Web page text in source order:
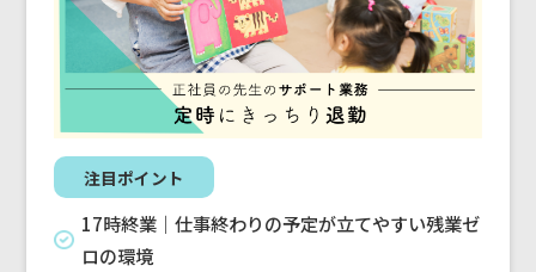
注目ポイント
17時終業｜仕事終わりの予定が立てやすい残業ゼ
ロの環境